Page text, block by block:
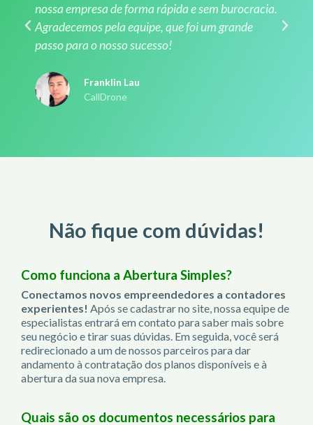
nossa empresa de forma rápida e sem burocracia.
Agradecemos pela equipe, que foi um grande
passo para o nosso sucesso!
Franklin Lau
CallDrone
Não fique com dúvidas!
Como funciona a Abertura Simples?
Conectamos novos empreendedores a contadores
experientes! Após se cadastrar no site, nossa equipe de
especialistas entrará em contato para saber mais sobre
seu negócio e tirar suas dúvidas. Em seguida, você será
redirecionado a um de nossos parceiros para dar
andamento à contratação dos planos disponíveis e à
abertura da sua nova empresa.
Quais são os documentos necessários para